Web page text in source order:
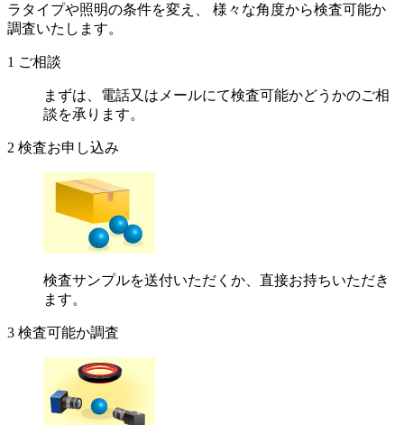
ラタイプや照明の条件を変え、 様々な角度から検査可能か
調査いたします。
1 ご相談
まずは、電話又はメールにて検査可能かどうかのご相
談を承ります。
2 検査お申し込み
検査サンプルを送付いただくか、直接お持ちいただき
ます。
3 検査可能か調査